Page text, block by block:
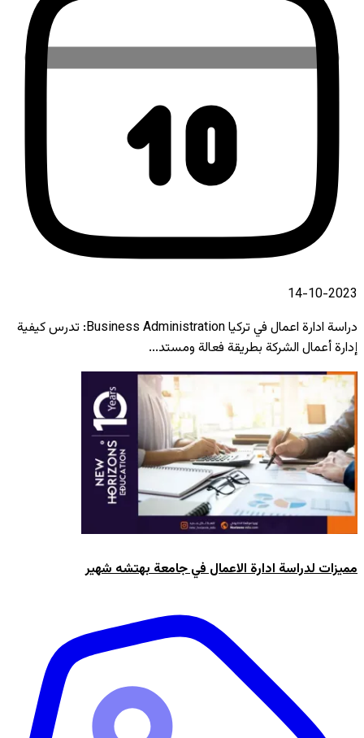
2023-10-14
دراسة ادارة اعمال في تركيا Business Administration: تدرس كيفية
إدارة أعمال الشركة بطريقة فعالة ومستد...
مميزات لدراسة ادارة الاعمال في جامعة بهتشه شهير